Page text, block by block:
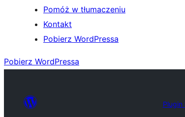
Pomóż w tłumaczeniu
Kontakt
Pobierz WordPressa
Pobierz WordPressa
Plugin